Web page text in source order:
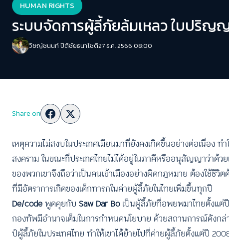
HUMAN RIGHTS
ระบบจัดการผู้ลี้ภัยล้มเหลว ใบปริญ
วิชญ์ช​นนท์​ ปิติ​ชัย​ธ​นา​โชติ​27 ธ.ค. 2566 08:00
Share on
เหตุความไม่สงบในประเทศเมียนมาที่ยังคงเกิดขึ้นอย่างต่อเนื่อง
สงคราม ในขณะที่ประเทศไทยไม่ได้อยู่ในภาคีหรืออนุสัญญาว่าด้
ของพวกเขาจึงถือว่าเป็นคนเข้าเมืองอย่างผิดกฎหมาย ต้องใช้
ที่มีอัตราการเกิดของเด็กทารกในค่ายผู้ลี้ภัยในไทยเพิ่มขึ้นทุกปี
De/codeพูดคุยกับ Saw Dar Boเป็นผู้ลี้ภัยที่อพยพมาไทยตั้งแต่ปี
กองทัพมีอำนาจเต็มในการกำหนดนโยบาย ด้วยสถานการณ์ดังก
ป์ผู้ลี้ภัยในประเทศไทย ทำให้เขาได้ย้ายไปที่ค่ายผู้ลี้ภัยตั้งแต่ปี